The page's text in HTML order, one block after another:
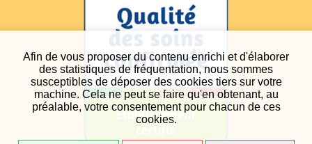
Afin de vous proposer du contenu enrichi et d'élaborer
des statistiques de fréquentation, nous sommes
susceptibles de déposer des cookies tiers sur votre
machine. Cela ne peut se faire qu'en obtenant, au
préalable, votre consentement pour chacun de ces
cookies.